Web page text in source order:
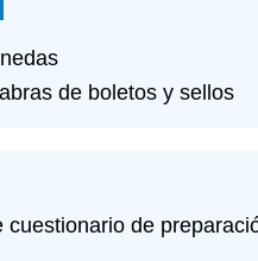
de boletos y sellos
de